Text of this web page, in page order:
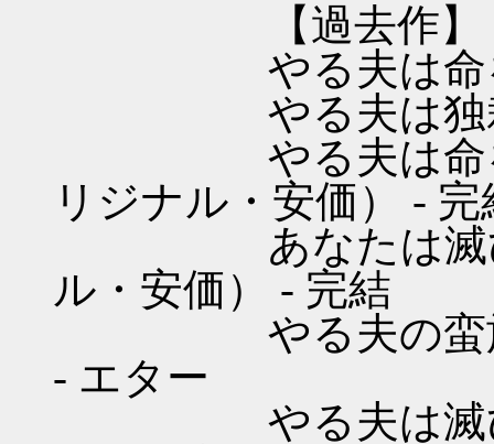
【過去作】
やる夫は命を的
やる夫は独裁制
やる夫は命を的
リジナル・安価） - 完
あなたは滅びを
ル・安価） - 完結
やる夫の蛮族経
- エター
やる夫は滅びに